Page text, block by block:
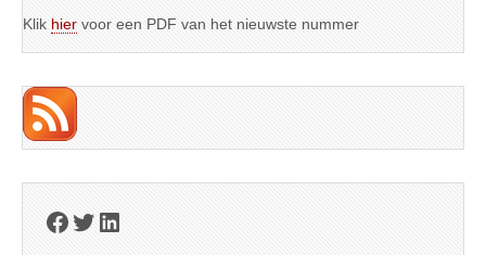
Klik hier voor een PDF van het nieuwste nummer
Facebook
Twitter
LinkedIn